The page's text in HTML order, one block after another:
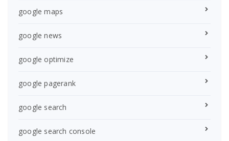
google maps
google news
google optimize
google pagerank
google search
google search console